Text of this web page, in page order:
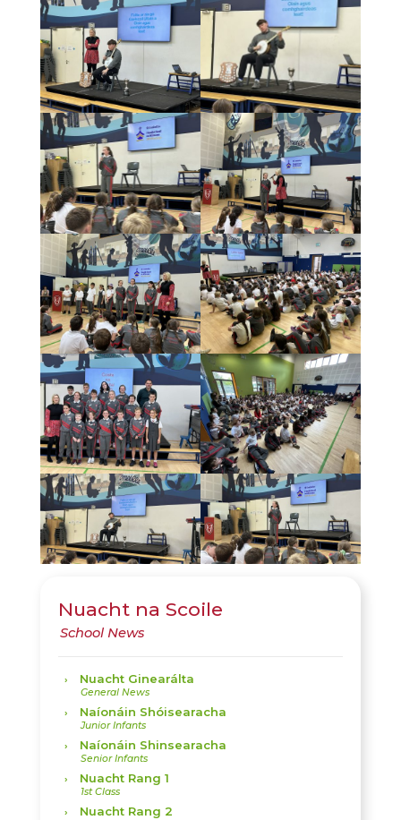
Nuacht na Scoile
Nuacht Ginearálta
Naíonáin Shóisearacha
Naíonáin Shinsearacha
Nuacht Rang 1
Nuacht Rang 2